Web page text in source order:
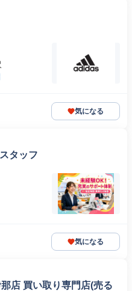
気になる
タッフ
気になる
店 買い取り専門店(売る